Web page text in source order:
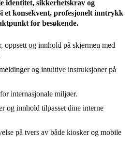
identitet, sikkerhetskrav og
et konsekvent, profesjonelt inntrykk
for besøkende.
oppsett og innhold på skjermen med
og intuitive instruksjoner på
internasjonale miljøer.
og innhold tilpasset dine interne
på tvers av både kiosker og mobile